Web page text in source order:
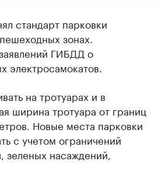
стандарт парковки
зонах.
ГИБДД о
электросамокатов.
на тротуарах и в
ширина тротуара от границ
Новые места парковки
с учетом ограничений
зеленых насаждений,